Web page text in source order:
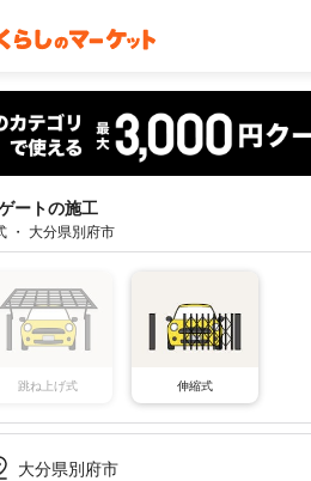
ートの施工
・ 大分県別府市
跳ね上げ式 伸縮式
大分県別府市